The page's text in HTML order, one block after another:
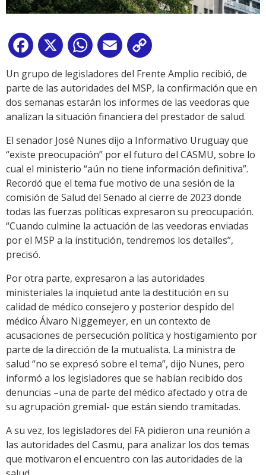
Facebook
X WhatsApp
Email
Link
Un grupo de legisladores del Frente Amplio recibió, de
parte de las autoridades del MSP, la confirmación que en
dos semanas estarán los informes de las veedoras que
analizan la situación financiera del prestador de salud.
El senador José Nunes dijo a Informativo Uruguay que
“existe preocupación” por el futuro del CASMU, sobre lo
cual el ministerio “aún no tiene información definitiva”.
Recordó que el tema fue motivo de una sesión de la
comisión de Salud del Senado al cierre de 2023 donde
todas las fuerzas políticas expresaron su preocupación.
“Cuando culmine la actuación de las veedoras enviadas
por el MSP a la institución, tendremos los detalles”,
precisó.
Por otra parte, expresaron a las autoridades
ministeriales la inquietud ante la destitución en su
calidad de médico consejero y posterior despido del
médico Álvaro Niggemeyer, en un contexto de
acusaciones de persecución política y hostigamiento por
parte de la dirección de la mutualista. La ministra de
salud “no se expresó sobre el tema”, dijo Nunes, pero
informó a los legisladores que se habían recibido dos
denuncias –una de parte del médico afectado y otra de
su agrupación gremial- que están siendo tramitadas.
A su vez, los legisladores del FA pidieron una reunión a
las autoridades del Casmu, para analizar los dos temas
que motivaron el encuentro con las autoridades de la